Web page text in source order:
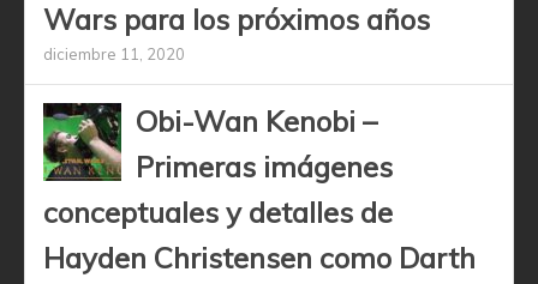
Wars para los próximos años
diciembre 11, 2020
Obi-Wan Kenobi –
Primeras imágenes
conceptuales y detalles de
Hayden Christensen como Darth